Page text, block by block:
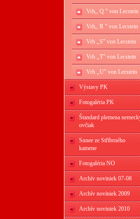
Vrh,, Q " von Lecstein
Vrh,, R " von Lecstein
Vrh ,,S" von Lecstein
Vrh ,,T" von Lecstein
Vrh ,,U" von Lecstein
Výstavy PK
Fotogaléria PK
Štandard plemena
ovčiak
Sunee ze Stříbrného
kamene
Fotogaléria NO
Archív noviniek 07-08
Archív noviniek 2009
Archív noviniek 2010